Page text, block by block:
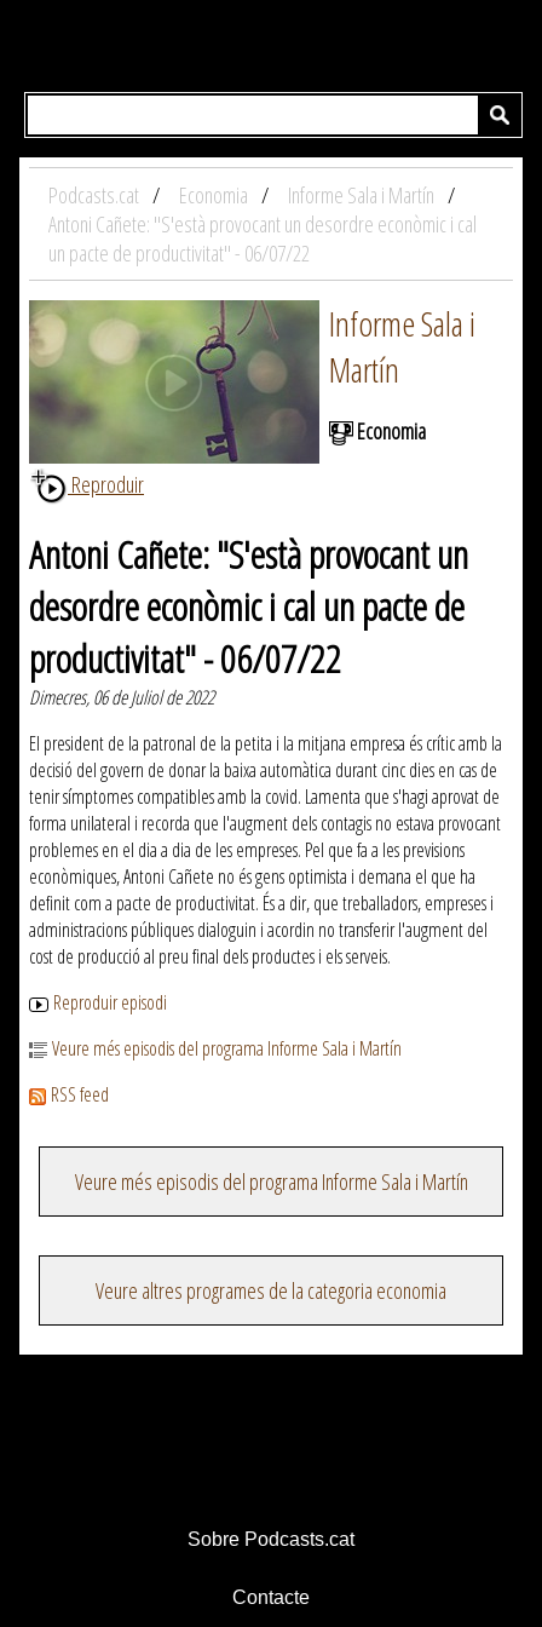
Podcasts.cat Economia
Informe Sala i Martín
Antoni Cañete: "S'està provocant un desordre econòmic i cal
un pacte de productivitat" - 06/07/22
Informe Sala i
Martín
Economia
Reproduir
Antoni Cañete: "S'està provocant un
desordre econòmic i cal un pacte de
productivitat" - 06/07/22
Dimecres, 06 de Juliol de 2022
El president de la patronal de la petita i la mitjana empresa és crític amb la
decisió del govern de donar la baixa automàtica durant cinc dies en cas de
tenir símptomes compatibles amb la covid. Lamenta que s'hagi aprovat de
forma unilateral i recorda que l'augment dels contagis no estava provocant
problemes en el dia a dia de les empreses. Pel que fa a les previsions
econòmiques, Antoni Cañete no és gens optimista i demana el que ha
definit com a pacte de productivitat. És a dir, que treballadors, empreses i
administracions públiques dialoguin i acordin no transferir l'augment del
cost de producció al preu final dels productes i els serveis.
Reproduir episodi
Veure més episodis del programa Informe Sala i Martín
RSS feed
Veure més episodis del programa Informe Sala i Martín
Veure altres programes de la categoria economia
Sobre Podcasts.cat
Contacte